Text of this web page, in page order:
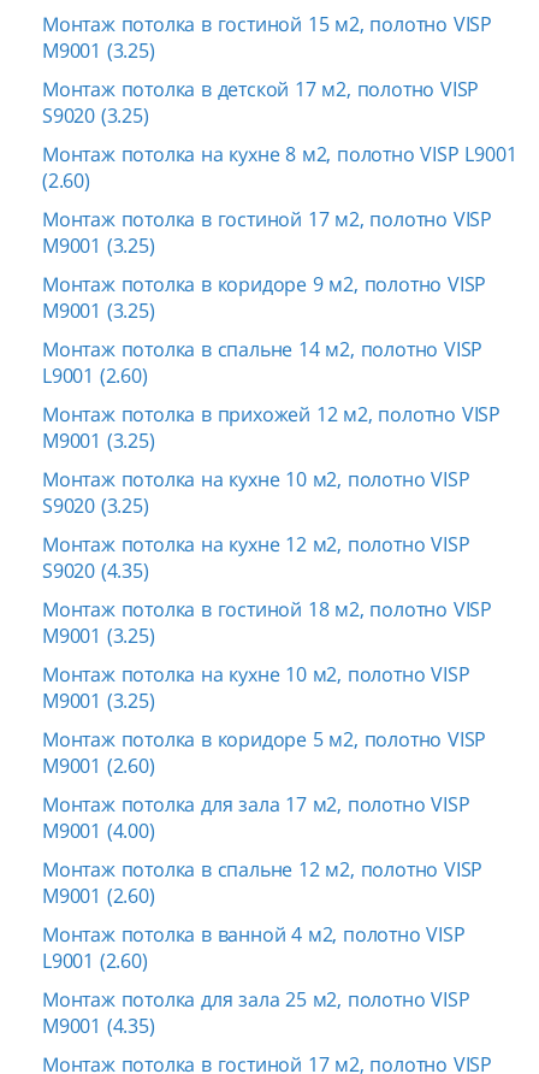
Монтаж потолка в гостиной 15 м2, полотно VISP
M9001 (3.25)
Монтаж потолка в детской 17 м2, полотно VISP
S9020 (3.25)
Монтаж потолка на кухне 8 м2, полотно VISP L9001
(2.60)
Монтаж потолка в гостиной 17 м2, полотно VISP
M9001 (3.25)
Монтаж потолка в коридоре 9 м2, полотно VISP
M9001 (3.25)
Монтаж потолка в спальне 14 м2, полотно VISP
L9001 (2.60)
Монтаж потолка в прихожей 12 м2, полотно VISP
M9001 (3.25)
Монтаж потолка на кухне 10 м2, полотно VISP
S9020 (3.25)
Монтаж потолка на кухне 12 м2, полотно VISP
S9020 (4.35)
Монтаж потолка в гостиной 18 м2, полотно VISP
M9001 (3.25)
Монтаж потолка на кухне 10 м2, полотно VISP
M9001 (3.25)
Монтаж потолка в коридоре 5 м2, полотно VISP
M9001 (2.60)
Монтаж потолка для зала 17 м2, полотно VISP
M9001 (4.00)
Монтаж потолка в спальне 12 м2, полотно VISP
M9001 (2.60)
Монтаж потолка в ванной 4 м2, полотно VISP
L9001 (2.60)
Монтаж потолка для зала 25 м2, полотно VISP
M9001 (4.35)
Монтаж потолка в гостиной 17 м2, полотно VISP